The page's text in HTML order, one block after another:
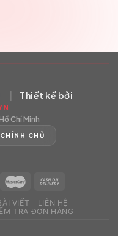
| Thiết kế bởi
Chí Minh
CHÍNH CHỦ
VIẾT
LIÊN HỆ
TRA ĐƠN HÀNG